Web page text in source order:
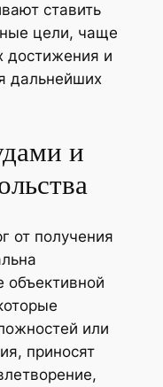
ставить
цели, чаще
достижения и
дальнейших
и
от получения
объективной
или
приносят